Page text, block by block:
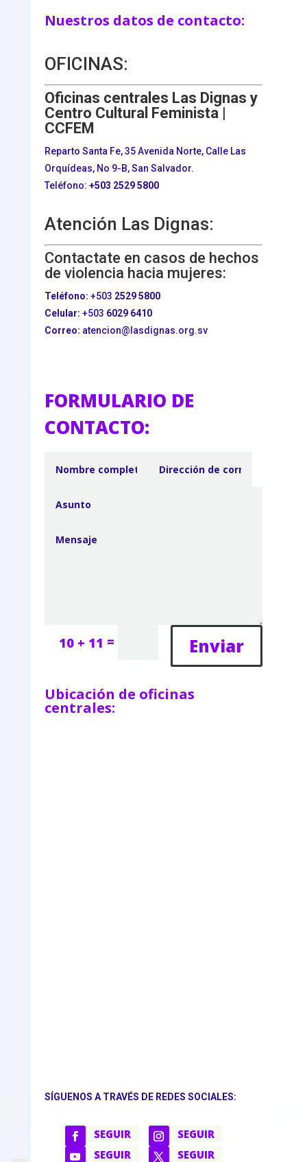
Nuestros datos de contacto:
OFICINAS:
Oficinas centrales Las Dignas y
Centro Cultural Feminista |
CCFEM
Reparto Santa Fe, 35 Avenida Norte, Calle Las
Orquídeas, No 9-B, San Salvador.
Teléfono: +503 2529 5800
Atención Las Dignas:
Contactate en casos de hechos
de violencia hacia mujeres:
Teléfono: +503 2529 5800
Celular: +503 6029 6410
Correo: atencion@lasdignas.org.sv
FORMULARIO DE
CONTACTO:
10 + 11 = Enviar
Ubicación de oficinas
centrales:
SÍGUENOS A TRAVÉS DE REDES SOCIALES:
SEGUIR
SEGUIR
SEGUIR
SEGUIR